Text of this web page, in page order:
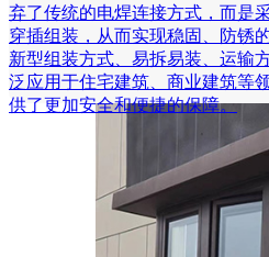
弃了传统的电焊连接方式，而是
穿插组装，从而实现稳固、防锈
新型组装方式、易拆易装、运输
泛应用于住宅建筑、商业建筑等
供了更加安全和便捷的保障。